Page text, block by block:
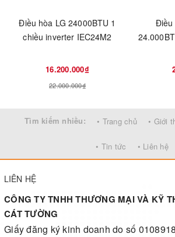
Điều hòa LG 24000BTU 1
chiều inverter IEC24M2
16.200.000₫
22.000.000₫
Điều
Tìm kiếm nhiều: • Trang chủ • Giới
• Tin tức • Liên hệ
LIÊN HỆ
CÔNG TY TNHH THƯƠNG MẠI VÀ KỸ
CÁT TƯỜNG
Giấy đăng ký kinh doanh do số